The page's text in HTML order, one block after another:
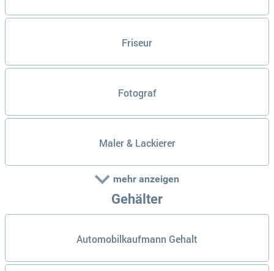
Friseur
Fotograf
Maler & Lackierer
mehr anzeigen
Gehälter
Automobilkaufmann Gehalt